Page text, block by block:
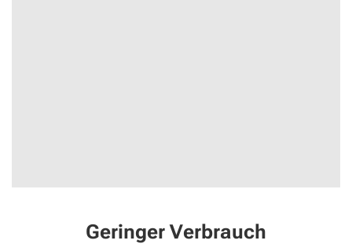
Geringer Verbrauch